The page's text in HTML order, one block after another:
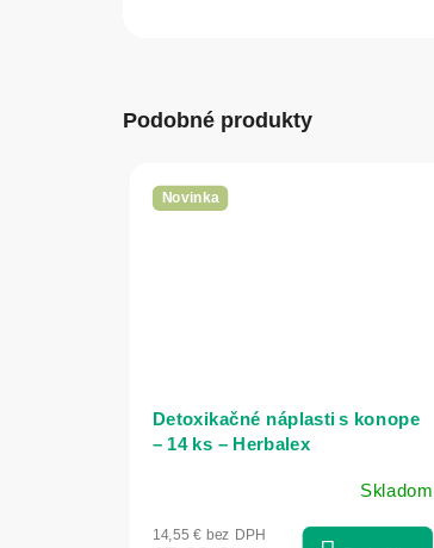
Podobné produkty
Novinka
Detoxikačné náplasti s konope
– 14 ks – Herbalex
Skladom
14,55 € bez DPH